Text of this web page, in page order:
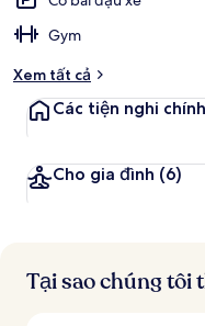
Gym
Xem tất cả
Các tiện nghi chính
Cho gia đình (6)
Tại sao chúng tôi